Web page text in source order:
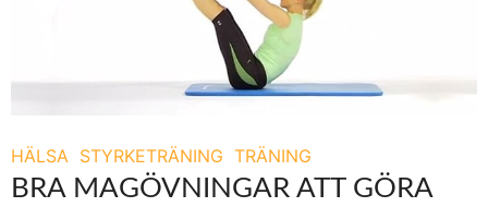
HÄLSA STYRKETRÄNING TRÄNING
BRA MAGÖVNINGAR ATT GÖRA